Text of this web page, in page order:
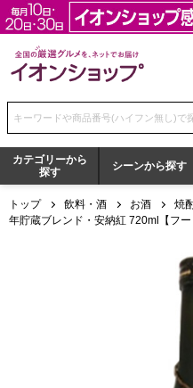
全国の厳選グルメを、ネッ
検索キーワードまたは商品番号を入力
カテゴリーから
探す
シーンから探す
トップ 飲料・酒 お酒 焼
年貯蔵ブレンド・安納紅 720ml【フー
鹿児島酒造 鹿児島県 阿久根